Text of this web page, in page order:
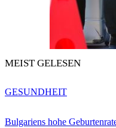
MEIST GELESEN
Bulgariens hohe
GESUNDHEIT